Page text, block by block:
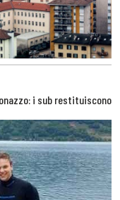
i sub restituiscono